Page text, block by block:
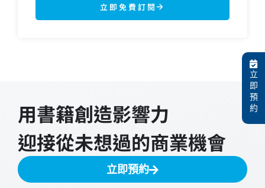
立即免費訂閱
用書籍創造影響力
迎接從未想過的商業機會
立即預約
立
即
預
約